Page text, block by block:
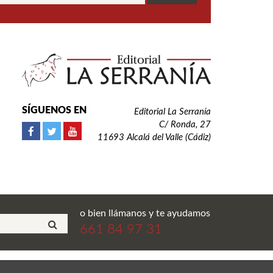
SÍGUENOS EN
Editorial La Serranía
C/ Ronda, 27
11693 Alcalá del Valle (Cádiz)
o bien llámanos y te ayudamos
661 84 97 31